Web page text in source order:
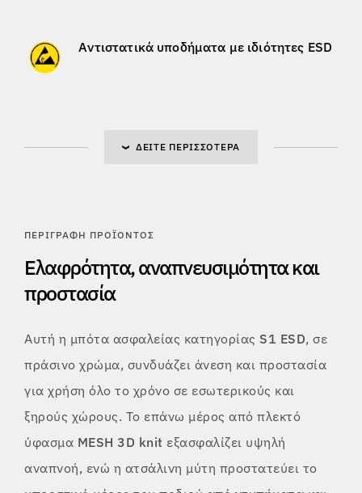
Αντιστατικά υποδήματα με ιδιότητες ESD
ΔΕΊΤΕ ΠΕΡΙΣΣΌΤΕΡΑ
ΠΕΡΙΓΡΑΦΉ ΠΡΟΪΌΝΤΟΣ
Ελαφρότητα, αναπνευσιμότητα και
προστασία
Αυτή η μπότα ασφαλείας κατηγορίας S1 ESD, σε
πράσινο χρώμα, συνδυάζει άνεση και προστασία
για χρήση όλο το χρόνο σε εσωτερικούς και
ξηρούς χώρους. Το επάνω μέρος από πλεκτό
ύφασμα MESH 3D knit εξασφαλίζει υψηλή
αναπνοή, ενώ η ατσάλινη μύτη προστατεύει το